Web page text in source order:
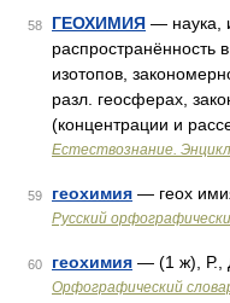
58 ГЕОХИМИЯ — наука,
распространённость
изотопов,
разл. геосферах,
(концентрации и
Естествознание.
59 геохимия — геох
Русский
60 геохимия — (1 ж), Р.,
Орфографический